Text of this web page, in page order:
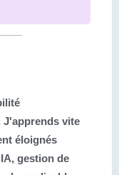
J'apprends vite
éloignés
gestion de